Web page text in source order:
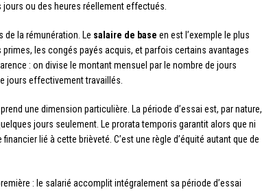
ou des heures réellement effectués.
de la rémunération. Le salaire de base en est l’exemple le plus
les congés payés acquis, et parfois certains avantages
: on divise le montant mensuel par le nombre de jours
jours effectivement travaillés.
une dimension particulière. La période d’essai est, par nature,
jours seulement. Le prorata temporis garantit alors que ni
lié à cette brièveté. C’est une règle d’équité autant que de
: le salarié accomplit intégralement sa période d’essai